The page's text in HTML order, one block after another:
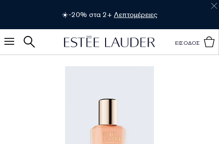
☀️-20% στα 2+ Λεπτομέρειες
ΕΙΣΟΔΟΣ